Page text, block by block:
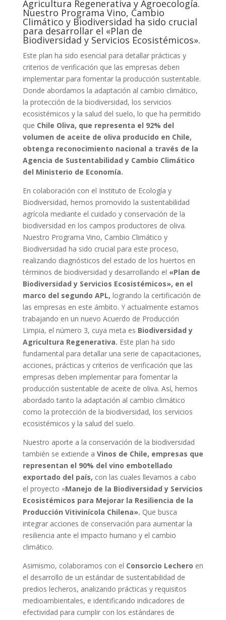
Agricultura Regenerativa y Agroecología.
Nuestro Programa Vino, Cambio
Climático y Biodiversidad ha sido crucial
para desarrollar el «Plan de
Biodiversidad y Servicios Ecosistémicos».
Este plan ha sido esencial para detallar prácticas y
criterios de verificación que las empresas deben
implementar para fomentar la producción sustentable.
Donde abordamos la adaptación al cambio climático,
la protección de la biodiversidad, los servicios
ecosistémicos y la salud del suelo, lo que ha permitido
que Chile Oliva, que representa el 92% del
volumen de aceite de oliva producido en Chile,
obtenga reconocimiento nacional a través de la
Agencia de Sustentabilidad y Cambio Climático
del Ministerio de Economía.
En colaboración con el Instituto de Ecología y
Biodiversidad, hemos promovido la sustentabilidad
agrícola mediante el cuidado y conservación de la
biodiversidad en los campos productores de oliva.
Nuestro Programa Vino, Cambio Climático y
Biodiversidad ha sido crucial para este proceso,
realizando diagnósticos del estado de los huertos en
términos de biodiversidad y desarrollando el «Plan de
Biodiversidad y Servicios Ecosistémicos», en el
marco del segundo APL, logrando la certificación de
las empresas en este ámbito. Y actualmente estamos
trabajando en un nuevo Acuerdo de Producción
Limpia, el número 3, cuya meta es Biodiversidad y
Agricultura Regenerativa. Este plan ha sido
fundamental para detallar una serie de capacitaciones,
acciones, prácticas y criterios de verificación que las
empresas deben implementar para fomentar la
producción sustentable de aceite de oliva. Así, hemos
abordado tanto la adaptación al cambio climático
como la protección de la biodiversidad, los servicios
ecosistémicos y la salud del suelo.
Nuestro aporte a la conservación de la biodiversidad
también se extiende a Vinos de Chile, empresas que
representan el 90% del vino embotellado
exportado del país, con las cuales llevamos a cabo
el proyecto «Manejo de la Biodiversidad y Servicios
Ecosistémicos para Mejorar la Resiliencia de la
Producción Vitivinícola Chilena». Que busca
integrar acciones de conservación para aumentar la
resiliencia ante el impacto humano y el cambio
climático.
Asimismo, colaboramos con el Consorcio Lechero en
el desarrollo de un estándar de sustentabilidad de
predios lecheros, analizando prácticas y requisitos
medioambientales, e identificando indicadores de
efectividad para cumplir con los estándares de